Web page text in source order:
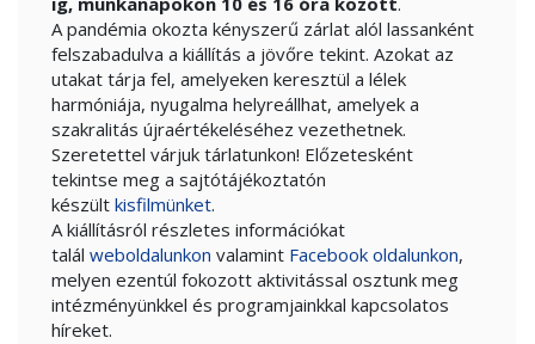
A pandémia okozta kényszerű zárlat alól lassanként
felszabadulva a kiállítás a jövőre tekint. Azokat az
utakat tárja fel, amelyeken keresztül a lélek
harmóniája, nyugalma helyreállhat, amelyek a
szakralitás újraértékeléséhez vezethetnek.
Szeretettel várjuk tárlatunkon! Előzetesként
tekintse meg a sajtótájékoztatón
készült kisfilmünket.
A kiállításról részletes információkat
talál weboldalunkon valamint Facebook oldalunkon,
melyen ezentúl fokozott aktivitással osztunk meg
intézményünkkel és programjainkkal kapcsolatos
híreket.